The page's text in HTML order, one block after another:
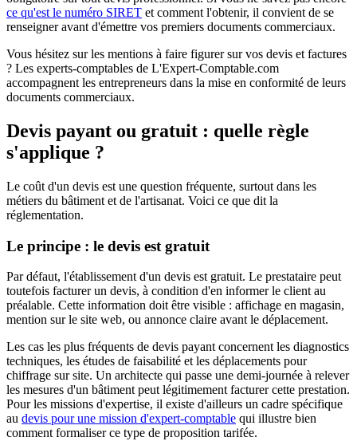
ce qu'est le numéro SIRET et comment l'obtenir, il convient de se
renseigner avant d'émettre vos premiers documents commerciaux.
Vous hésitez sur les mentions à faire figurer sur vos devis et factures
? Les experts-comptables de L'Expert-Comptable.com
accompagnent les entrepreneurs dans la mise en conformité de leurs
documents commerciaux.
Devis payant ou gratuit : quelle règle
s'applique ?
Le coût d'un devis est une question fréquente, surtout dans les
métiers du bâtiment et de l'artisanat. Voici ce que dit la
réglementation.
Le principe : le devis est gratuit
Par défaut, l'établissement d'un devis est gratuit. Le prestataire peut
toutefois facturer un devis, à condition d'en informer le client au
préalable. Cette information doit être visible : affichage en magasin,
mention sur le site web, ou annonce claire avant le déplacement.
Les cas les plus fréquents de devis payant concernent les diagnostics
techniques, les études de faisabilité et les déplacements pour
chiffrage sur site. Un architecte qui passe une demi-journée à relever
les mesures d'un bâtiment peut légitimement facturer cette prestation.
Pour les missions d'expertise, il existe d'ailleurs un cadre spécifique
au devis pour une mission d'expert-comptable qui illustre bien
comment formaliser ce type de proposition tarifée.